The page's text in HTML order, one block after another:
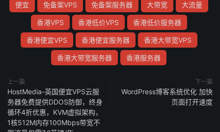
便宜 免备案VPS 免备案服务器 大带宽 大流量
香港VPS 香港低价VPS 香港低价服务器
香港便宜VPS 香港便宜服务器 香港大带宽VPS
香港大带宽服务器 香港服务器
上一篇
HostMedia-英国便宜VPS云服
务器免费提供DDOS防御，终身
循环4折优惠，KVM虚拟架构，
1核512M内存100Mbps带宽不
下一篇
WordPress博客系统优化 加快
页面打开速度